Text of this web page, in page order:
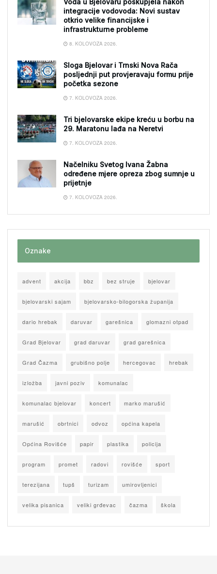
integracije vodovoda: Novi sustav
otkrio velike financijske i
infrastrukturne probleme
8. KOLOVOZA 2026.
Sloga Bjelovar i Trnski Nova Rača
posljednji put provjeravaju formu prije
početka sezone
7. KOLOVOZA 2026.
Tri bjelovarske ekipe kreću u borbu na
29. Maratonu lađa na Neretvi
7. KOLOVOZA 2026.
Načelniku Svetog Ivana Žabna
određene mjere opreza zbog sumnje u
prijetnje
7. KOLOVOZA 2026.
Oznake
advent akcija bbz bez struje bjelovar
bjelovarski sajam bjelovarsko-bilogorska županija
dario hrebak daruvar garešnica glomazni otpad
Grad Bjelovar grad daruvar grad garešnica
Grad Čazma grubišno polje hercegovac hrebak
izložba javni poziv komunalac
komunalac bjelovar koncert marko marušić
marušić obrtnici odvoz općina kapela
Općina Rovišće papir plastika policija
program promet radovi rovišće sport
terezijana tupš turizam umirovljenici
velika pisanica veliki grđevac čazma škola